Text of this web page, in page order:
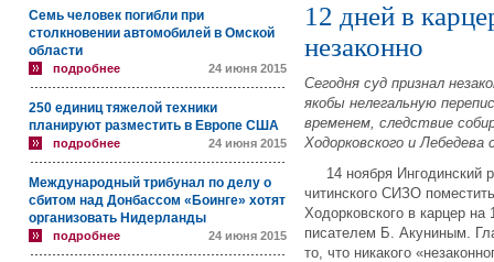
Семь человек погибли при
столкновении автомобилей в Омской
области
подробнее 24 июня 2015
250 единиц тяжелой техники
планируют разместить в Европе США
подробнее 24 июня 2015
Международный трибунал по делу о
сбитом над Донбассом «Боинге» хотят
организовать Нидерланды
подробнее 24 июня 2015
12 дней в
незаконно
Сегодня суд признал
якобы нелегальную
временем, следствие
Ходорковского и
14 ноября Ингодинский
читинского СИЗО
Ходорковского в карцер на
писателем Б. Акуниным.
то, что никакого